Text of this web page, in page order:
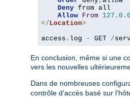
Deny from all
Allow From 127.0 .
</Location>
access . log - GET /
En conclusion, même si une
vers les nouvelles
Dans de nombreuses
contrôle d'accès basé sur